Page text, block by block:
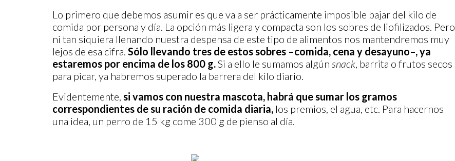
Lo primero que debemos asumir es que va a ser prácticamente imposible bajar del kilo de
comida por persona y día. La opción más ligera y compacta son los sobres de liofilizados. Pero
ni tan siquiera llenando nuestra despensa de este tipo de alimentos nos mantendremos muy
lejos de esa cifra. Sólo llevando tres de estos sobres –comida, cena y desayuno–,ya
estaremos por encima de los 800 g.Si a ello le sumamos algún snack, barrita o frutos secos
para picar, ya habremos superado la barrera del kilo diario.
Evidentemente, si vamos con nuestra mascota, habrá que sumar los gramos
correspondientes de su ración de comida diaria, los premios, el agua, etc. Para hacernos
una idea, un perro de 15 kg come 300 g de pienso al día.